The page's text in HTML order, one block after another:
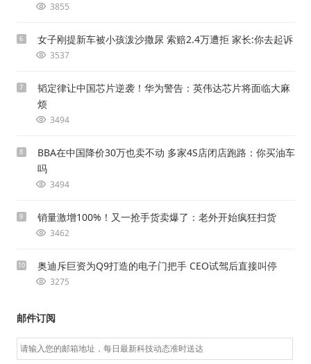
3855
6 女子刚提新车被小孩泼沙撒尿 索赔2.4万遭拒 家长:你去起诉
3537
7
韬定律让中国芯片逆袭！华为警告：英伟达芯片将面临大麻
烦
3494
8
BBA在中国降价30万也卖不动 多家4S店闭店跑路：你买油车
吗
3494
9 销量激增100%！又一抢手货卖爆了：老外开始疯狂扫货
3462
10 奥迪斥巨资为Q9打造的电子门把手 CEO试驾后直接叫停
3275
邮件订阅